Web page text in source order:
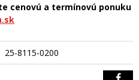
cenovú a termínovú ponuku
25-8115-0200